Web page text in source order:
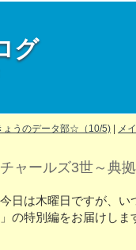
グ
ょうのデータ部☆（10/5) メ
チャールズ3世～典
日は木曜日ですが、い
」の特別編をお届けし